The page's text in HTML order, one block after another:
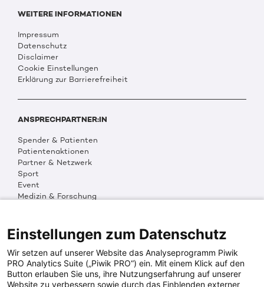
WEITERE INFORMATIONEN
Impressum
Datenschutz
Disclaimer
Cookie Einstellungen
Erklärung zur Barrierefreiheit
ANSPRECHPARTNER:IN
Spender & Patienten
Patientenaktionen
Partner & Netzwerk
Sport
Event
Medizin & Forschung
Multimedia
Social Media
PRESSEINFOS
Einstellungen zum Datenschutz
Wir setzen auf unserer Website das Analyseprogramm Piwik
PRO Analytics Suite („Piwik PRO“) ein. Mit einem Klick auf den
Button erlauben Sie uns, ihre Nutzungserfahrung auf unserer
Website zu verbessern sowie durch das Einblenden externer